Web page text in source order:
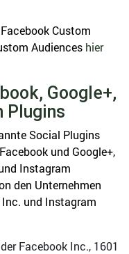
Custom
Audiences hier
Google+,
Plugins
Social Plugins
und Google+,
Instagram
den Unternehmen
und Instagram
Facebook Inc., 1601